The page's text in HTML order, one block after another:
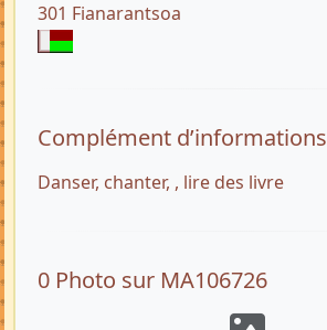
301 Fianarantsoa
Complément d’informations
Danser, chanter, , lire des livre
0 Photo sur MA106726